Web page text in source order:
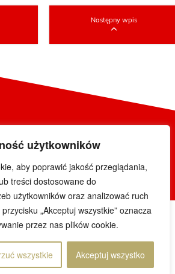
użytkowników
aby poprawić jakość przeglądania,
treści dostosowane do
użytkowników oraz analizować ruch
„Akceptuj wszystkie” oznacza
przez nas plików cookie.
wszystkie Akceptuj wszystko
Następny wpis
Wszelkie prawa zastrzeżone.